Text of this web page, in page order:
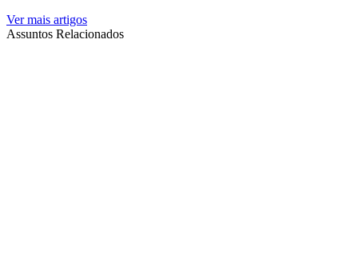
Ver mais artigos
Assuntos Relacionados